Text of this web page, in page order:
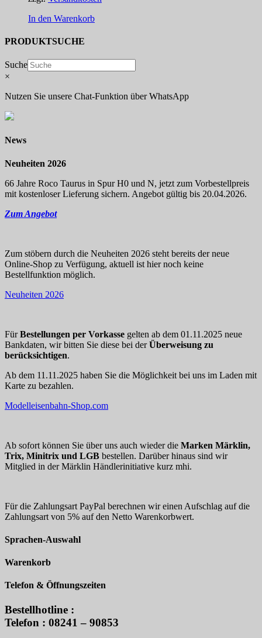
In den Warenkorb
PRODUKTSUCHE
Suche
×
Nutzen Sie unsere Chat-Funktion über WhatsApp
News
Neuheiten 2026
66 Jahre Roco Taurus in Spur H0 und N, jetzt zum Vorbestellpreis
mit kostenloser Lieferung sichern. Angebot gültig bis 20.04.2026.
Zum Angebot
Zum stöbern durch die Neuheiten 2026 steht bereits der neue
Online-Shop zu Verfügung, aktuell ist hier noch keine
Bestellfunktion möglich.
Neuheiten 2026
FürBestellungen per Vorkasse gelten ab dem 01.11.2025 neue
Bankdaten, wir bitten Sie diese bei derÜberweisung zu
berücksichtigen.
Ab dem 11.11.2025 haben Sie die Möglichkeit bei uns im Laden mit
Karte zu bezahlen.
Modelleisenbahn-Shop.com
Ab sofort können Sie über uns auch wieder die Marken Märklin,
Trix, Minitrix und LGB bestellen. Darüber hinaus sind wir
Mitglied in der Märklin Händlerinitiative kurz mhi.
Für die Zahlungsart PayPal berechnen wir einen Aufschlag auf die
Zahlungsart von 5% auf den Netto Warenkorbwert.
Sprachen-Auswahl
Warenkorb
Telefon & Öffnungszeiten
Bestellhotline :
Telefon : 08241 – 90853